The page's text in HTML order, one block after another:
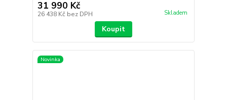
31 990 Kč
26 438 Kč bez DPH Skladem
Koupit
Novinka